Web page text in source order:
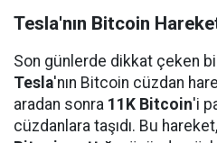
Tesla'nın Bitcoin
Son günlerde dikkat çeken
Tesla'nın Bitcoin cüzdan
aradan sonra 11K Bitcoin'i
cüzdanlara taşıdı. Bu